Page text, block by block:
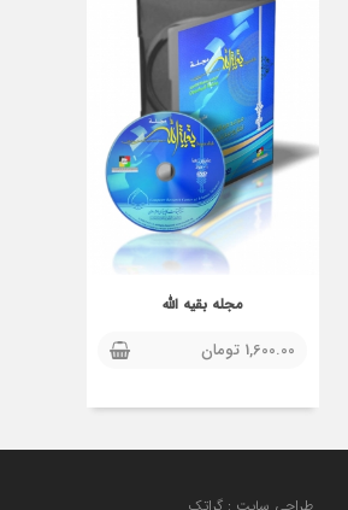
مجله بقیه الله
1,600.00 تومان